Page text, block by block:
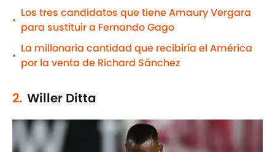
•
Los tres candidatos que tiene Amaury Vergara
para sustituir a Fernando Gago
•
La millonaria cantidad que recibiría el América
por la venta de Richard Sánchez
2. Willer Ditta